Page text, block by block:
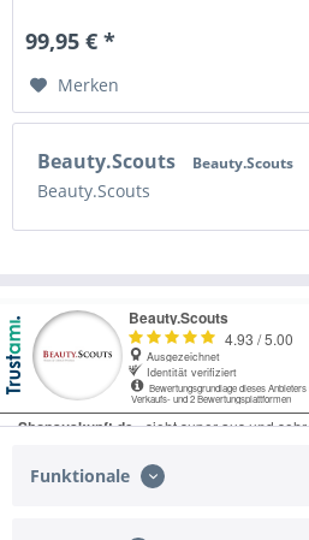
99,95 € *
Merken
Beauty.Scouts Beauty.Scouts
Beauty.Scouts
Funktionale